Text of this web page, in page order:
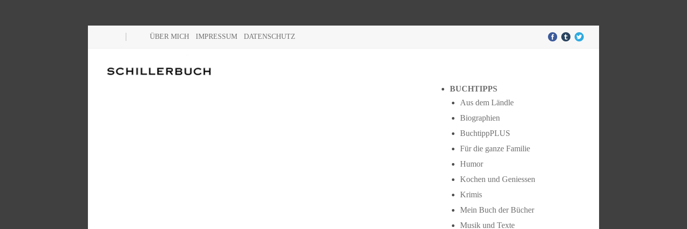
ÜBER MICH IMPRESSUM DATENSCHUTZ
BUCHTIPPS
Aus dem Ländle
Biographien
BuchtippPLUS
Für die ganze Familie
Humor
Kochen und Geniessen
Krimis
Mein Buch der Bücher
Musik und Texte